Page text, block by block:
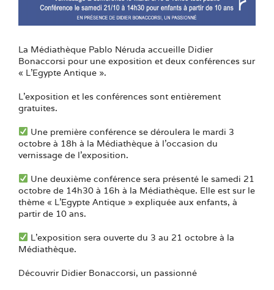
La Médiathèque Pablo Néruda accueille Didier
Bonaccorsi pour une exposition et deux conférences sur
« L’Egypte Antique ».
L’exposition et les conférences sont entièrement
gratuites.
Une première conférence se déroulera le mardi 3
octobre à 18h à la Médiathèque à l’occasion du
vernissage de l’exposition.
Une deuxième conférence sera présenté le samedi 21
octobre de 14h30 à 16h à la Médiathèque. Elle est sur le
thème « L’Egypte Antique » expliquée aux enfants, à
partir de 10 ans.
L’exposition sera ouverte du 3 au 21 octobre à la
Médiathèque.
Découvrir Didier Bonaccorsi, un passionné